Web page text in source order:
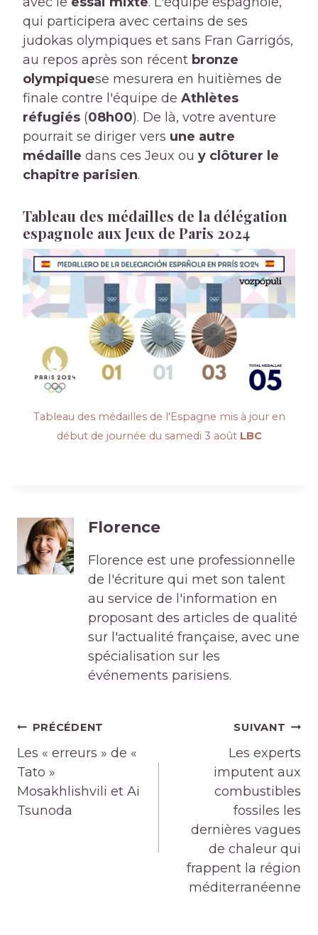
qui participera avec certains de ses
judokas olympiques et sans Fran Garrigós,
au repos après son récent bronze
olympiquese mesurera en huitièmes de
finale contre l'équipe de Athlètes
réfugiés (08h00). De là, votre aventure
pourrait se diriger vers une autre
médaille dans ces Jeux ou y clôturer le
chapitre parisien.
Tableau des médailles de la délégation
espagnole aux Jeux de Paris 2024
Tableau des médailles de l'Espagne mis à jour en
début de journée du samedi 3 août LBC
Florence
Florence est une professionnelle
de l'écriture qui met son talent
au service de l'information en
proposant des articles de qualité
sur l'actualité française, avec une
spécialisation sur les
événements parisiens.
Navigation
de
l’article
PRÉCÉDENT
Les « erreurs » de «
Tato »
Mosakhlishvili et Ai
Tsunoda
SUIVANT
Les experts
imputent aux
combustibles
fossiles les
dernières vagues
de chaleur qui
frappent la région
méditerranéenne